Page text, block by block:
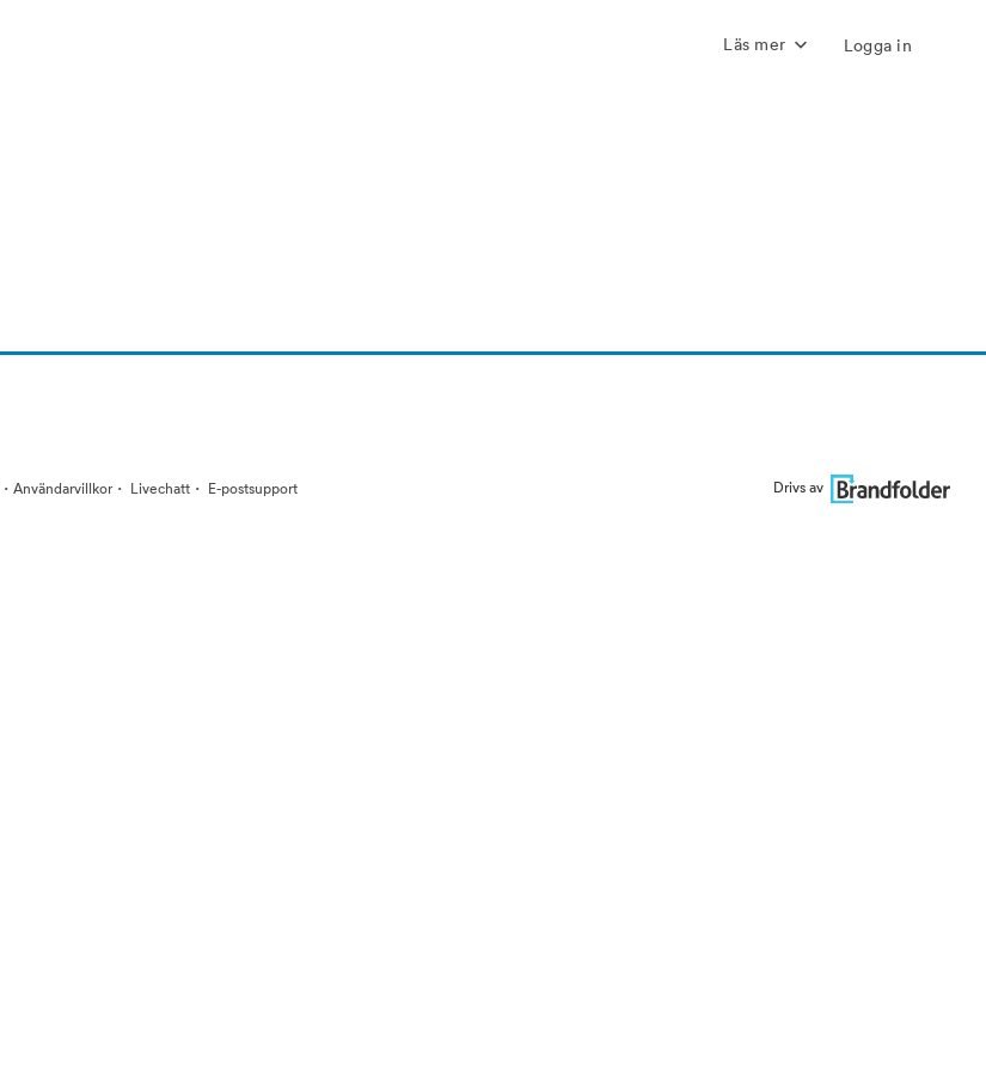
Läs mer Logga in
· Användarvillkor· Livechatt · E-postsupport Drivs av